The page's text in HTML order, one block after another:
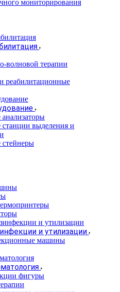
мониторирования
волновой терапии
реабилитационные
станции выделения и
стейнеры
и утилизации
машины
фигуры